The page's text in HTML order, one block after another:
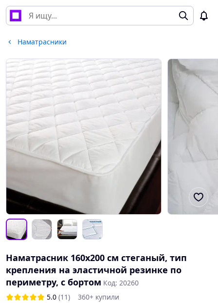
Наматрасники
Наматрасник 160х200 см стеганый, тип
крепления на эластичной резинке по
периметру, с бортом Код: 20260
5.0 (11)
360+ купили